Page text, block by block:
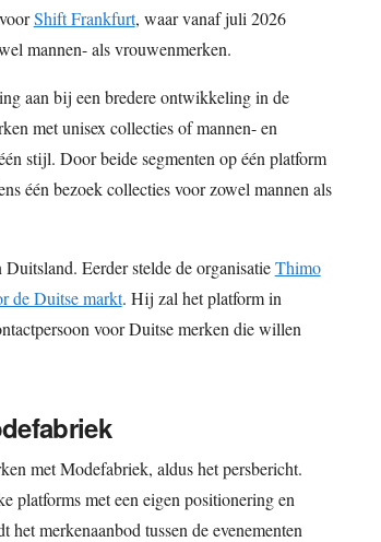
Shift Frankfurt, waar vanaf juli 2026
mannen- als vrouwenmerken.
aan bij een bredere ontwikkeling in de
met unisex collecties of mannen- en
stijl. Door beide segmenten op één platform
één bezoek collecties voor zowel mannen als
Eerder stelde de organisatieThimo
de Duitse markt. Hij zal het platform in
voor Duitse merken die willen
met Modefabriek, aldus het persbericht.
platforms met een eigen positionering en
merkenaanbod tussen de evenementen